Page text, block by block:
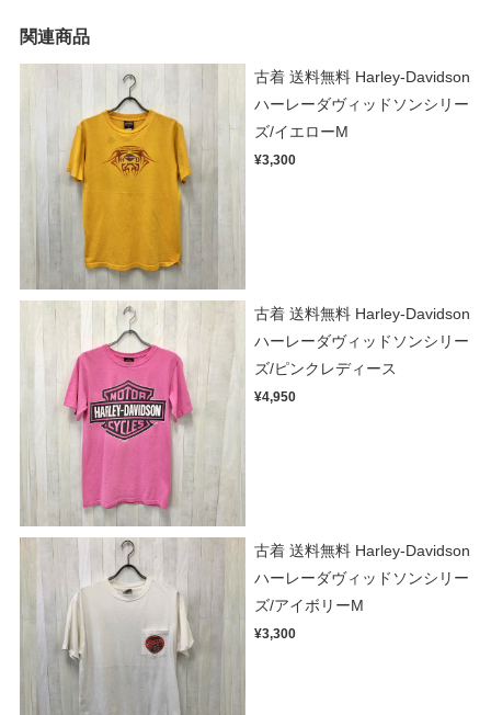
関連商品
古着 送料無料 Harley-Davidson
ハーレーダヴィッドソンシリー
ズ/イエローM
¥3,300
古着 送料無料 Harley-Davidson
ハーレーダヴィッドソンシリー
ズ/ピンクレディース
¥4,950
古着 送料無料 Harley-Davidson
ハーレーダヴィッドソンシリー
ズ/アイボリーM
¥3,300